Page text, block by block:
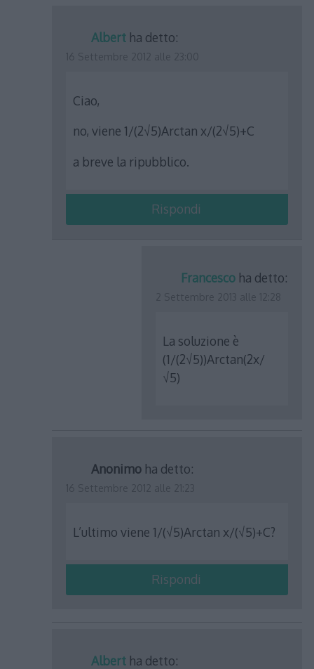
Albert ha detto:
Ciao,
no, viene 1/(2√5)Arctan x/(2√5)+C
a breve la ripubblico.
Rispondi
Francesco ha detto:
La soluzione è
(1/(2√5))Arctan(2x/
√5)
Anonimo ha detto:
L’ultimo viene 1/(√5)Arctan x/(√5)+C?
Rispondi
Albert ha detto: